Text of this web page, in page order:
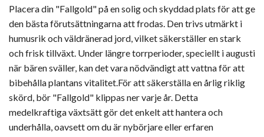
Placera din "Fallgold" på en solig och skyddad plats för att ge
den bästa förutsättningarna att frodas. Den trivs utmärkt i
humusrik och väldränerad jord, vilket säkerställer en stark
och frisk tillväxt. Under längre torrperioder, speciellt i augusti
när bären sväller, kan det vara nödvändigt att vattna för att
bibehålla plantans vitalitet.För att säkerställa en årlig riklig
skörd, bör "Fallgold" klippas ner varje år. Detta
medelkraftiga växtsätt gör det enkelt att hantera och
underhålla, oavsett om du är nybörjare eller erfaren